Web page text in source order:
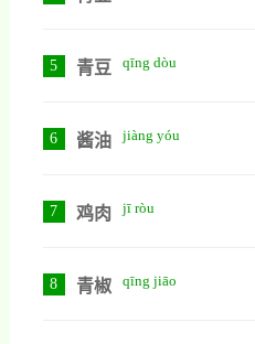
5 青豆 qīng dòu
6 酱油 jiàng yóu
7 鸡肉 jī ròu
8 青椒 qīng jiāo